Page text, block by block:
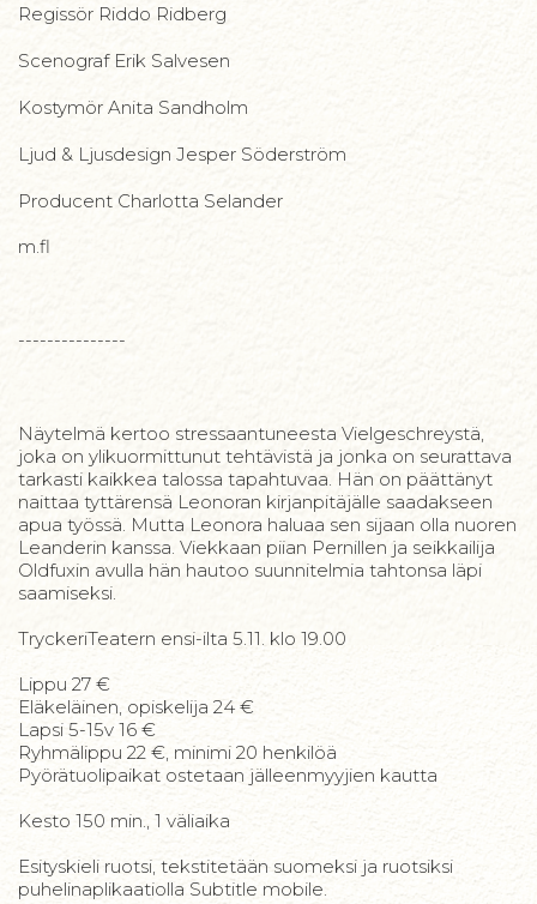
Regissör Riddo Ridberg
Scenograf Erik Salvesen
Kostymör Anita Sandholm
Ljud & Ljusdesign Jesper Söderström
Producent Charlotta Selander
m.fl
---------------
Näytelmä kertoo stressaantuneesta Vielgeschreystä,
joka on ylikuormittunut tehtävistä ja jonka on seurattava
tarkasti kaikkea talossa tapahtuvaa. Hän on päättänyt
naittaa tyttärensä Leonoran kirjanpitäjälle saadakseen
apua työssä. Mutta Leonora haluaa sen sijaan olla nuoren
Leanderin kanssa. Viekkaan piian Pernillen ja seikkailija
Oldfuxin avulla hän hautoo suunnitelmia tahtonsa läpi
saamiseksi.
TryckeriTeatern ensi-ilta 5.11. klo 19.00
Lippu 27 €
Eläkeläinen, opiskelija 24 €
Lapsi 5-15v 16 €
Ryhmälippu 22 €, minimi 20 henkilöä
Pyörätuolipaikat ostetaan jälleenmyyjien kautta
Kesto 150 min., 1 väliaika
Esityskieli ruotsi, tekstitetään suomeksi ja ruotsiksi
puhelinaplikaatiolla Subtitle mobile.